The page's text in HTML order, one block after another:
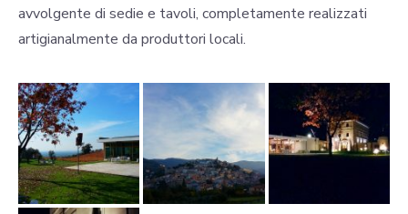
avvolgente di sedie e tavoli, completamente realizzati
artigianalmente da produttori locali.